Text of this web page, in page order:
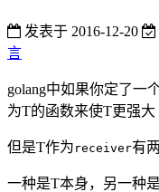
发表于 2016-12-20
言
golang中如果你定了一
为T的函数来使T更强大
但是T作为 receiver有
一种是T本身，另一种是